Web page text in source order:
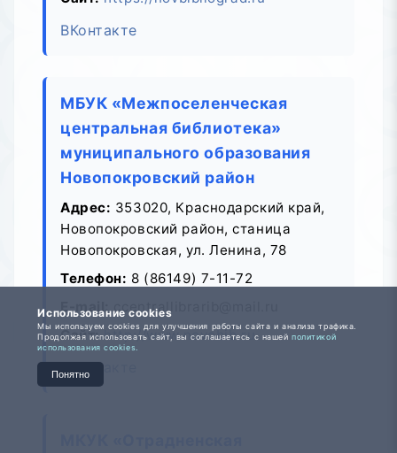
ВКонтакте
МБУК «Межпоселенческая
центральная библиотека»
муниципального образования
Новопокровский район
Адрес: 353020, Краснодарский край,
Новопокровский район, станица
Новопокровская, ул. Ленина, 78
Телефон: 8 (86149) 7-11-72
E-mail:ccentrallibrarib@mail.ru
Сайт: http://www.novоbib.ru
ВКонтакте
Использование cookies
Мы используем cookies для улучшения работы сайта и анализа трафика.
Продолжая использовать сайт, вы соглашаетесь с нашейполитикой
использования cookies.
Понятно